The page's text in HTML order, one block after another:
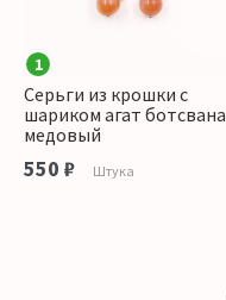
1
Серьги из крошки с
шариком агат ботсвана
медовый
550 ₽ Штука